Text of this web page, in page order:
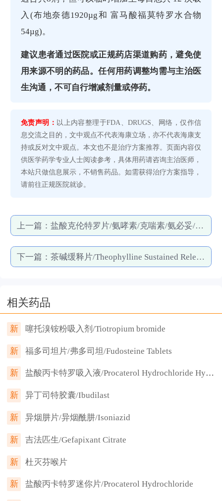
入(布地奈德1920µg和 富马酸福莫特罗水合物
54µg)。
建议患者通过医院或正规药店渠道购药，避免使
用来源不明的药品。任何用药调整均需与主治医
生沟通，不可自行增减剂量或停药。
免责声明： 以上内容整理于FDA、DRUGS、网络，仅作信
息交流之目的，文中观点不代表海康立场，亦不代表海康支
持或反对文中观点。本文也不是治疗方案推荐。页面内容仅
供医学药学专业人士阅读参考，具体用药请咨询主治医师，
本站只做信息展示，不销售药品。如需获得治疗方案指导，
请前往正规医院就诊。
上一篇： 盐酸克伦特罗片/氨哮素/克喘素/氨必妥/Clenbuterol Hydrochloride /Planipart
下一篇： 茶碱缓释片/Theophylline Sustained Release
相关药品
新 噻托溴铵粉吸入剂/Tiotropium bromide
新 福多司坦片/弗多司坦/Fudosteine Tablets
新 盐酸丙卡特罗吸入液/Procaterol Hydrochloride Hydrate
新 异丁司特胶囊/Ibudilast
新 异烟肼片/异烟酰肼/Isoniazid
新 吉法匹生/Gefapixant Citrate
新 杜灭芬喉片
新 盐酸丙卡特罗迷你片/Procaterol Hydrochloride